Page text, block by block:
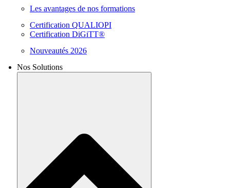
Les avantages de nos formations
Certification QUALIOPI
Certification DiGiTT®
Nouveautés 2026
Nos Solutions